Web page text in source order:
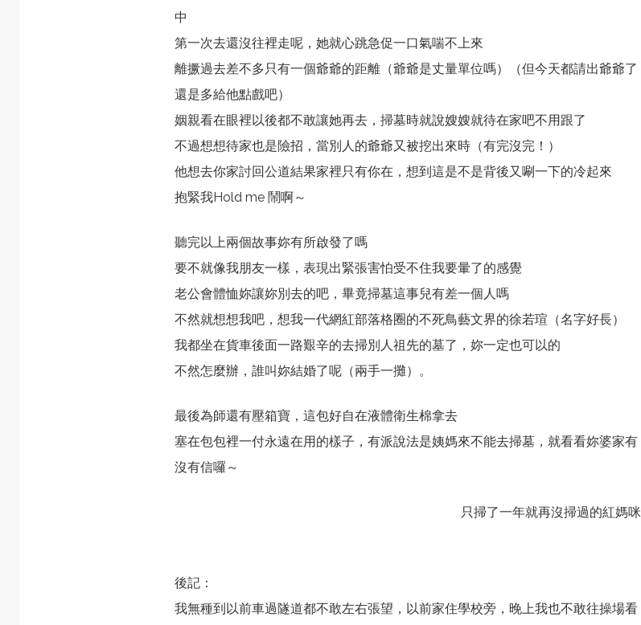
中
第一次去還沒往裡走呢，她就心跳急促一口氣喘不上來
離撅過去差不多只有一個爺爺的距離（爺爺是丈量單位嗎）（但今天都請出爺爺了
還是多給他點戲吧）
姻親看在眼裡以後都不敢讓她再去，掃墓時就說嫂嫂就待在家吧不用跟了
不過想想待家也是險招，當別人的爺爺又被挖出來時（有完沒完！）
他想去你家討回公道結果家裡只有你在，想到這是不是背後又唰一下的冷起來
抱緊我Hold me 鬧啊～
聽完以上兩個故事妳有所啟發了嗎
要不就像我朋友一樣，表現出緊張害怕受不住我要暈了的感覺
老公會體恤妳讓妳別去的吧，畢竟掃墓這事兒有差一個人嗎
不然就想想我吧，想我一代網紅部落格圈的不死鳥藝文界的徐若瑄（名字好長）
我都坐在貨車後面一路艱辛的去掃別人祖先的墓了，妳一定也可以的
不然怎麼辦，誰叫妳結婚了呢（兩手一攤）。
最後為師還有壓箱寶，這包好自在液體衛生棉拿去
塞在包包裡一付永遠在用的樣子，有派說法是姨媽來不能去掃墓，就看看妳婆家有
沒有信囉～
只掃了一年就再沒掃過的紅媽咪
後記：
我無種到以前車過隧道都不敢左右張望，以前家住學校旁，晚上我也不敢往操場看